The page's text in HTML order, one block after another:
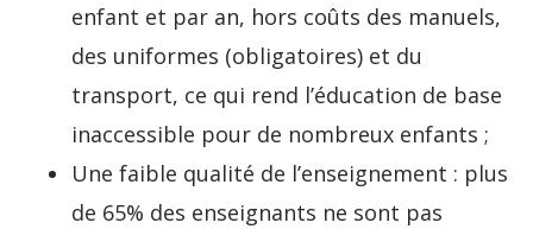
enfant et par an, hors coûts des manuels,
des uniformes (obligatoires) et du
transport, ce qui rend l’éducation de base
inaccessible pour de nombreux enfants ;
Une faible qualité de l’enseignement : plus
de 65% des enseignants ne sont pas